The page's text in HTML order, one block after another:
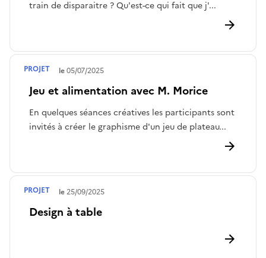
train de disparaitre ? Qu'est-ce qui fait que j'...
Jeu et alimentation avec M. Morice
En quelques séances créatives les participants sont
invités à créer le graphisme d'un jeu de plateau...
Terminé le05/07/2025
PROJET
Design à table
Terminé le25/09/2025
PROJET